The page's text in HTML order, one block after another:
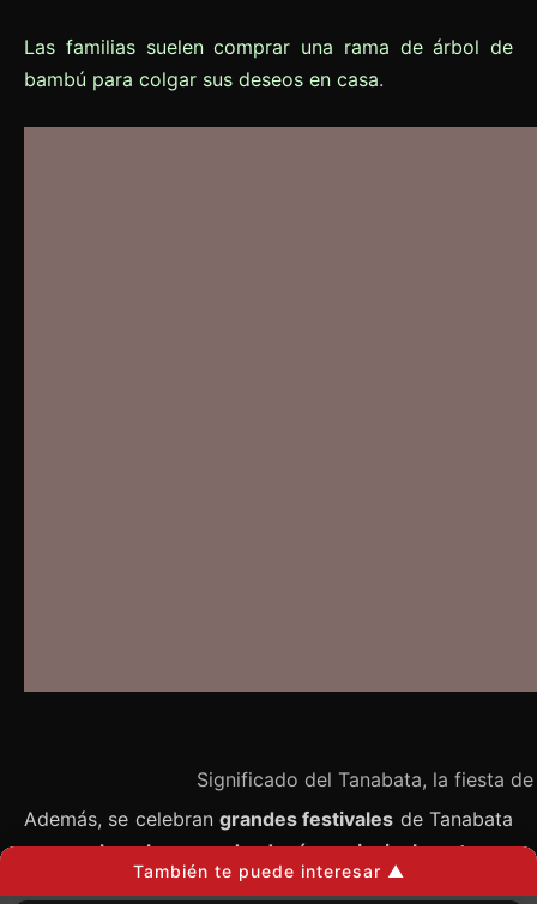
Las familias suelen comprar una rama de árbol de
bambú para colgar sus deseos en casa.
Significado del Tanabata, la fiesta
Además, se celebran grandes festivales de Tanabata
en muchos lugares de Japón, principalmente en
centros comerciales y calles, que se decoran con
También te puede interesar ▲